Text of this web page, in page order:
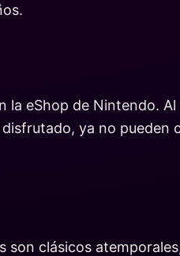
la eShop de Nintendo.
ya no pueden
son clásicos